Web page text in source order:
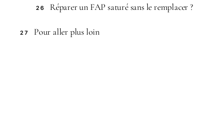
26 Réparer un FAP saturé sans le remplacer ?
27 Pour aller plus loin